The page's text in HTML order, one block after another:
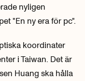
nyligen
"En ny era för pc".
koordinater
i Taiwan. Det är
Huang ska hålla